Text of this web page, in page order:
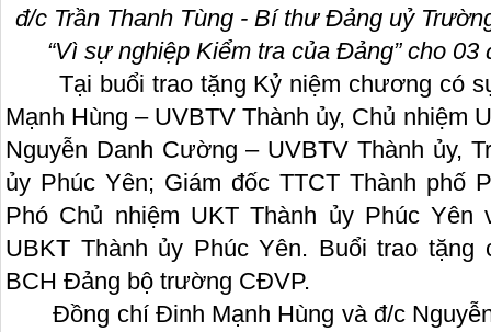
đ/c Trần Thanh Tùng - Bí thư Đảng uỷ
“Vì sự nghiệp Kiểm tra của Đảng” cho
Tại buổi trao tặng Kỷ niệm chương có
Mạnh Hùng – UVBTV Thành ủy, Chủ nhiệm
Nguyễn Danh Cường – UVBTV Thành ủy,
ủy Phúc Yên; Giám đốc TTCT Thành phố
Phó Chủ nhiệm UKT Thành ủy Phúc Yên
UBKT Thành ủy Phúc Yên. Buổi trao
BCH Đảng bộ trường CĐVP.
Đồng chí Đinh Mạnh Hùng và đ/c